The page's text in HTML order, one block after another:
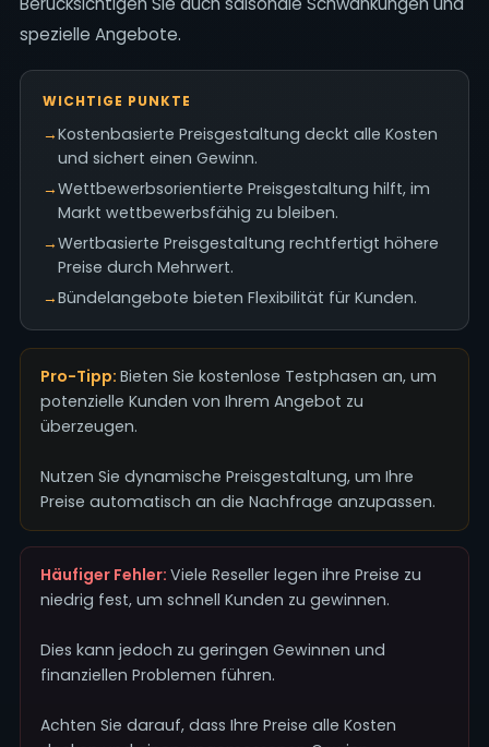
spezielle Angebote.
WICHTIGE PUNKTE
→Kostenbasierte Preisgestaltung deckt alle Kosten
und sichert einen Gewinn.
→Wettbewerbsorientierte Preisgestaltung hilft, im
Markt wettbewerbsfähig zu bleiben.
→Wertbasierte Preisgestaltung rechtfertigt höhere
Preise durch Mehrwert.
→Bündelangebote bieten Flexibilität für Kunden.
Pro-Tipp: Bieten Sie kostenlose Testphasen an, um
potenzielle Kunden von Ihrem Angebot zu
überzeugen.
Nutzen Sie dynamische Preisgestaltung, um Ihre
Preise automatisch an die Nachfrage anzupassen.
Häufiger Fehler: Viele Reseller legen ihre Preise zu
niedrig fest, um schnell Kunden zu gewinnen.
Dies kann jedoch zu geringen Gewinnen und
finanziellen Problemen führen.
Achten Sie darauf, dass Ihre Preise alle Kosten